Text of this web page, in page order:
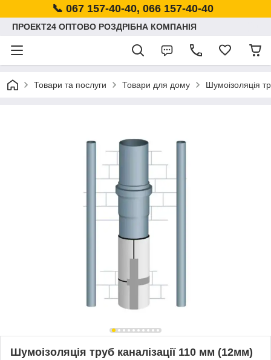
📞 067 157-40-40, 066 157-40-40
ПРОЕКТ24 ОПТОВО РОЗДРІБНА КОМПАНІЯ
Товари та послуги Товари для дому Шумоізоляція
Шумоізоляція труб каналізації 110 мм (12мм)